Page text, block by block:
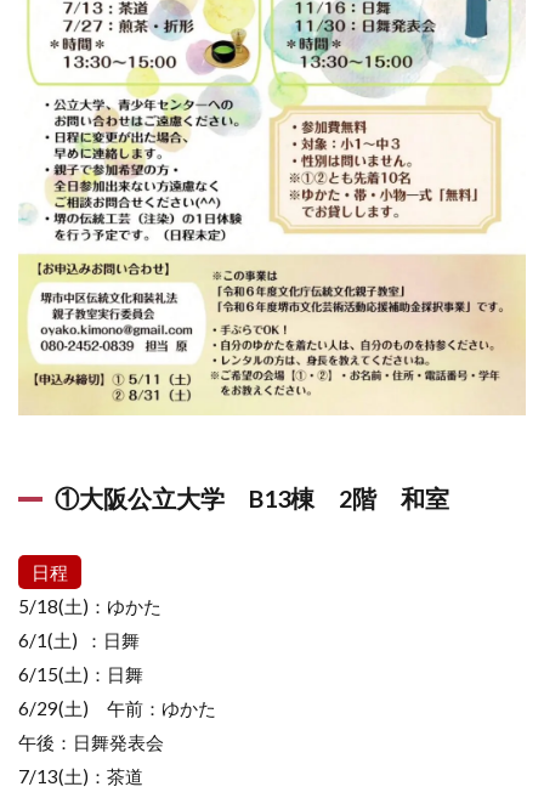
①大阪公立大学 B13棟 2階 和室
日程
5/18(土)：ゆかた
6/1(土) ：日舞
6/15(土)：日舞
6/29(土) 午前：ゆかた
午後：日舞発表会
7/13(土)：茶道